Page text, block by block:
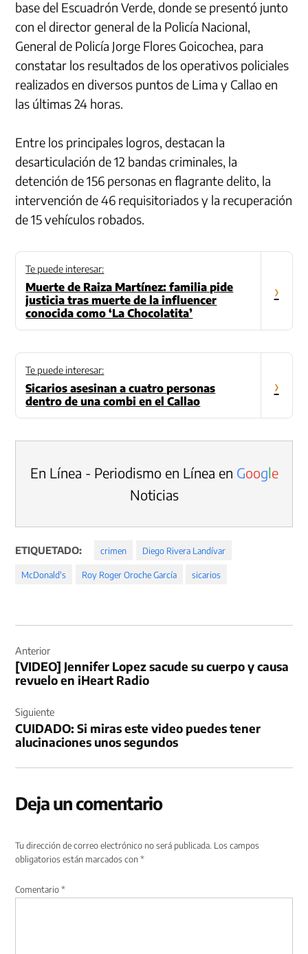
base del Escuadrón Verde, donde se presentó junto
con el director general de la Policía Nacional,
General de Policía Jorge Flores Goicochea, para
constatar los resultados de los operativos policiales
realizados en diversos puntos de Lima y Callao en
las últimas 24 horas.
Entre los principales logros, destacan la
desarticulación de 12 bandas criminales, la
detención de 156 personas en flagrante delito, la
intervención de 46 requisitoriados y la recuperación
de 15 vehículos robados.
Te puede interesar:
Muerte de Raiza Martínez: familia pide
justicia tras muerte de la influencer
conocida como ‘La Chocolatita’
›
Te puede interesar:
Sicarios asesinan a cuatro personas
dentro de una combi en el Callao
›
En Línea - Periodismo en Línea en Google
Noticias
ETIQUETADO: crimen Diego Rivera Landívar
McDonald's Roy Roger Oroche García sicarios
de
entradas
Anterior
[VIDEO] Jennifer Lopez sacude su cuerpo y causa
revuelo en iHeart Radio
Siguiente
CUIDADO: Si miras este video puedes tener
alucinaciones unos segundos
Deja un comentario
Tu dirección de correo electrónico no será publicada. Los campos
obligatorios están marcados con*
Comentario*